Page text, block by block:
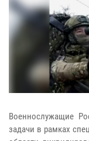
Военнослужащие
задачи в рамках